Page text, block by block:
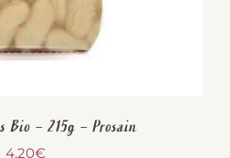
Bio – 215g – Prosain
4,20€